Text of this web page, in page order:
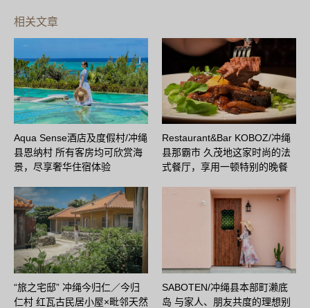
相关文章
Aqua Sense酒店及度假村/冲绳
县恩纳村 所有客房均可欣赏海
景，尽享奢华住宿体验
Restaurant&Bar KOBOZ/冲绳
县那霸市 久茂地这家时尚的法
式餐厅，享用一顿特别的晚餐
“旅之宅邸” 冲绳今归仁／今归
仁村 红瓦古民居小屋×毗邻天然
SABOTEN/冲绳县本部町濑底
岛 与家人、朋友共度的理想别